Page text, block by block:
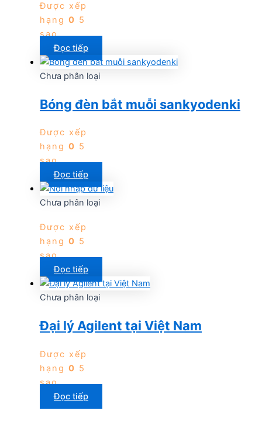
Được xếp
hạng 0 5
sao
Đọc tiếp
Chưa phân loại
Bóng đèn bắt muỗi sankyodenki
Được xếp
hạng 0 5
sao
Đọc tiếp
Chưa phân loại
Được xếp
hạng 0 5
sao
Đọc tiếp
Chưa phân loại
Đại lý Agilent tại Việt Nam
Được xếp
hạng 0 5
sao
Đọc tiếp